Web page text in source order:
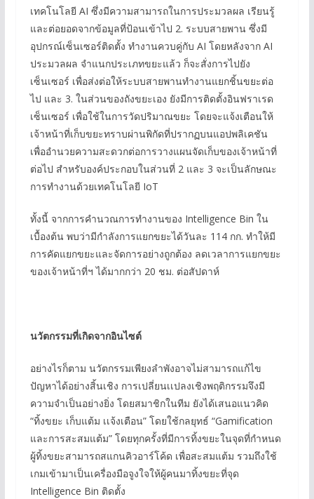
เทคโนโลยี AI ซึ่งมีความสามารถในการประมวลผล เรียนรู้
และต่อยอดจากข้อมูลที่ป้อนเข้าไป 2. ระบบสายพาน ซึ่งมี
อุปกรณ์เซ็นเซอร์ติดตั้ง ทำงานควบคู่กับ AI โดยหลังจาก AI
ประมวลผล จำแนกประเภทขยะแล้ว ก็จะสั่งการไปยัง
เซ็นเซอร์ เพื่อส่งต่อให้ระบบสายพานทำงานแยกชิ้นขยะต่อ
ไป และ 3. ในส่วนของถังขยะเอง ยังมีการติดตั้งอินฟราเรด
เซ็นเซอร์ เพื่อใช้ในการวัดปริมาณขยะ โดยจะแจ้งเตือนให้
เจ้าหน้าที่เก็บขยะทราบผ่านพิกัดที่ปรากฏบนแอปพลิเคชัน
เพื่ออำนวยความสะดวกต่อการวางแผนจัดเก็บของเจ้าหน้าที่
ต่อไป สำหรับองค์ประกอบในส่วนที่ 2 และ 3 จะเป็นลักษณะ
การทำงานด้วยเทคโนโลยี IoT
ทั้งนี้ จากการคำนวณการทำงานของ Intelligence Bin ใน
เบื้องต้น พบว่ามีกำลังการแยกขยะได้วันละ 114 กก. ทำให้มี
การคัดแยกขยะและจัดการอย่างถูกต้อง ลดเวลาการแยกขยะ
ของเจ้าหน้าที่ฯ ได้มากกว่า 20 ชม. ต่อสัปดาห์
นวัตกรรมที่เกิดจากอินไซต์
อย่างไรก็ตาม นวัตกรรมเพียงลำพังอาจไม่สามารถแก้ไข
ปัญหาได้อย่างสิ้นเชิง การเปลี่ยนเเปลงเชิงพฤติกรรมจึงมี
ความจำเป็นอย่างยิ่ง โดยสมาชิกในทีม ยังได้เสนอแนวคิด
“ทิ้งขยะ เก็บแต้ม เเจ้งเตือน” โดยใช้กลยุทธ์ “Gamification
และการสะสมแต้ม” โดยทุกครั้งที่มีการทิ้งขยะในจุดที่กำหนด
ผู้ทิ้งขยะสามารถสแกนคิวอาร์โค้ด เพื่อสะสมแต้ม รวมถึงใช้
เกมเข้ามาเป็นเครื่องมือจูงใจให้ผู้คนมาทิ้งขยะที่จุด
Intelligence Bin ติดตั้ง